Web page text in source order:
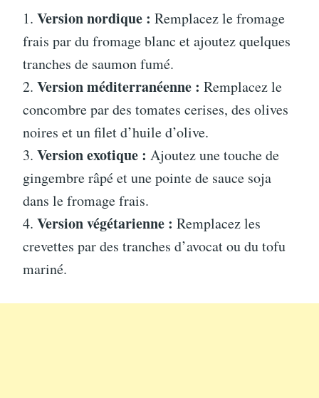
1. Version nordique : Remplacez le fromage
frais par du fromage blanc et ajoutez quelques
tranches de saumon fumé.
2. Version méditerranéenne : Remplacez le
concombre par des tomates cerises, des olives
noires et un filet d’huile d’olive.
3. Version exotique : Ajoutez une touche de
gingembre râpé et une pointe de sauce soja
dans le fromage frais.
4. Version végétarienne : Remplacez les
crevettes par des tranches d’avocat ou du tofu
mariné.